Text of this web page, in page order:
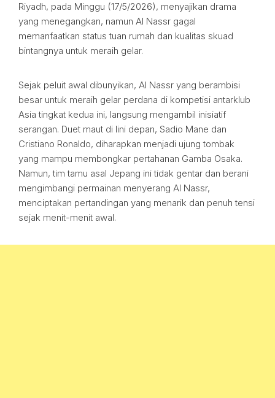
Riyadh, pada Minggu (17/5/2026), menyajikan drama
yang menegangkan, namun Al Nassr gagal
memanfaatkan status tuan rumah dan kualitas skuad
bintangnya untuk meraih gelar.
Sejak peluit awal dibunyikan, Al Nassr yang berambisi
besar untuk meraih gelar perdana di kompetisi antarklub
Asia tingkat kedua ini, langsung mengambil inisiatif
serangan. Duet maut di lini depan, Sadio Mane dan
Cristiano Ronaldo, diharapkan menjadi ujung tombak
yang mampu membongkar pertahanan Gamba Osaka.
Namun, tim tamu asal Jepang ini tidak gentar dan berani
mengimbangi permainan menyerang Al Nassr,
menciptakan pertandingan yang menarik dan penuh tensi
sejak menit-menit awal.